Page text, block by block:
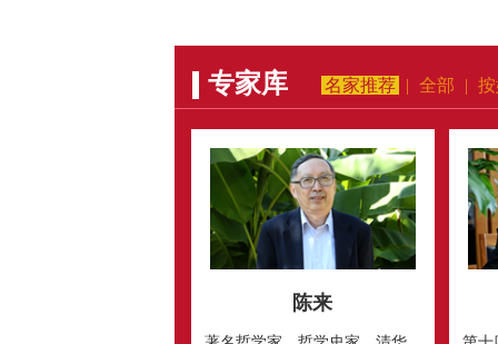
专家库 名家推荐 | 全部 |
陈来